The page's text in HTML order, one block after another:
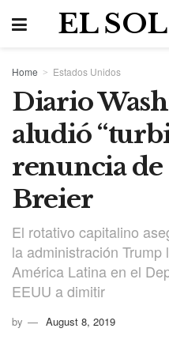
EL
Home Estados Unidos
Diario
aludió
renuncia
Breier
El rotativo capitalino
la administración
América Latina en el
EEUU a dimitir
by August 8, 2019